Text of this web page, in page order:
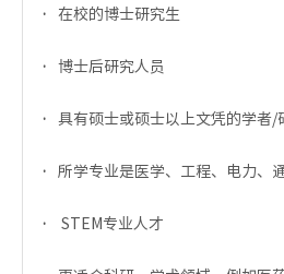
· 在校的博士研究生
· 博士后研究人员
· 具有硕士或硕士以上文凭的学者/
· 所学专业是医学、工程、电力、
· STEM专业人才